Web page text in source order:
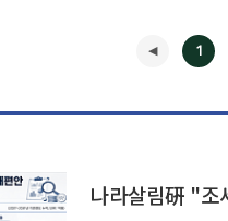
1
나라살림硏 "조